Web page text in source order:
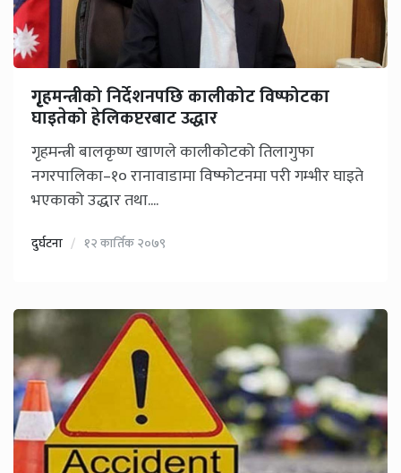
गृृहमन्त्रीको निर्देशनपछि कालीकोट विष्फोटका
घाइतेको हेलिकप्टरबाट उद्धार
गृहमन्त्री बालकृष्ण खाणले कालीकोटको तिलागुफा
नगरपालिका–१० रानावाडामा विष्फोटनमा परी गम्भीर घाइते
भएकाको उद्धार तथा....
दुर्घटना १२ कार्तिक २०७९